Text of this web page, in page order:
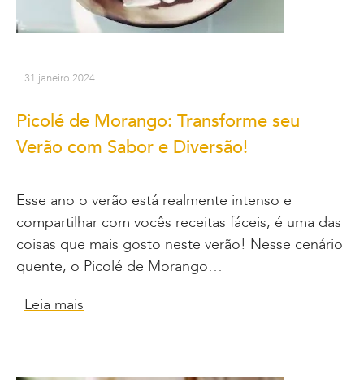
31 janeiro 2024
Picolé de Morango: Transforme seu
Verão com Sabor e Diversão!
Esse ano o verão está realmente intenso e
compartilhar com vocês receitas fáceis, é uma das
coisas que mais gosto neste verão! Nesse cenário
quente, o Picolé de Morango…
Leia mais